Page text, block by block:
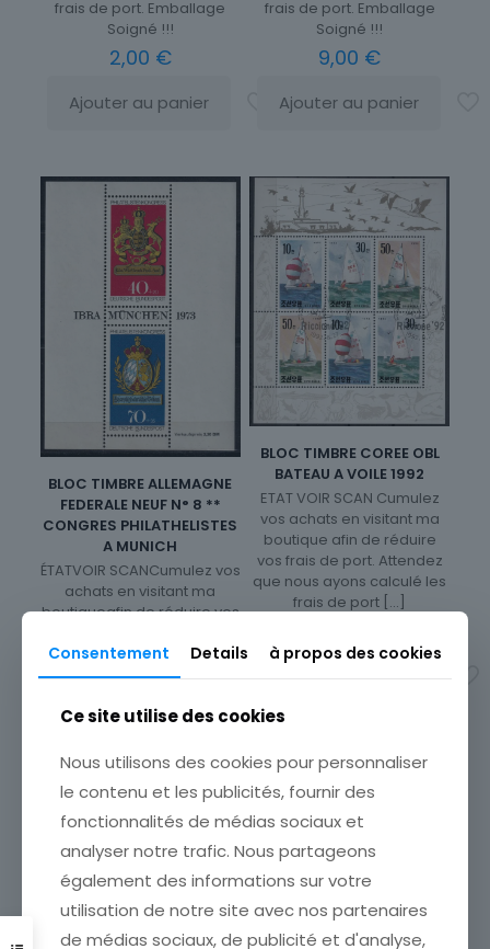
frais de port. Emballage
Soigné !!!
2,00 €
Ajouter au panier
frais de port. Emballage
Soigné !!!
9,00 €
Ajouter au panier
BLOC TIMBRE ALLEMAGNE
FEDERALE NEUF N° 8 **
CONGRES PHILATHELISTES
A MUNICH
ÉTATVOIR SCANCumulez vos
achats en visitant ma
boutiqueafin de réduire vos
Soigné !!!
8,00€
Ajouter au panier
BLOC TIMBRE COREE OBL
BATEAU A VOILE 1992
ETAT VOIR SCAN Cumulez
vos achats en visitant ma
boutique afin de réduire
vos frais de port. Attendez
que nous ayons calculé les
frais de port […]
Ajouter au panier
BLOC TIMBRE ITALIE NEUF
Consentement Details à propos des cookies
Ce site utilise des cookies
Nous utilisons des cookies pour personnaliser
le contenu et les publicités, fournir des
fonctionnalités de médias sociaux et
analyser notre trafic. Nous partageons
également des informations sur votre
utilisation de notre site avec nos partenaires
de médias sociaux, de publicité et d'analyse,